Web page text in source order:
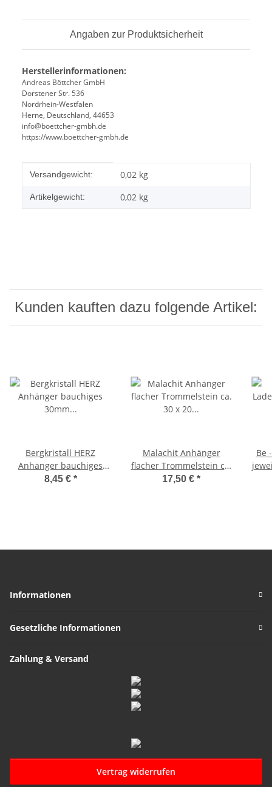
Angaben zur Produktsicherheit
Herstellerinformationen:
Andreas Böttcher GmbH
Dorstener Str. 536
Nordrhein-Westfalen
Herne, Deutschland, 44653
info@boettcher-gmbh.de
https://www.boettcher-gmbh.de
Produkteigenschaft
Wert
Versandgewicht: 0,02 kg
Artikelgewicht: 0,02 kg
Kunden kauften dazu folgende Artikel:
Bergkristall HERZ
Anhänger bauchiges
30mm großes
8,45 € *
Malachit Anhänger
flacher Trommelstein ca.
30 x 20 mm in Tropfen
17,50 € *
Be
Informationen
Gesetzliche Informationen
Zahlung & Versand
Vertrag widerrufen